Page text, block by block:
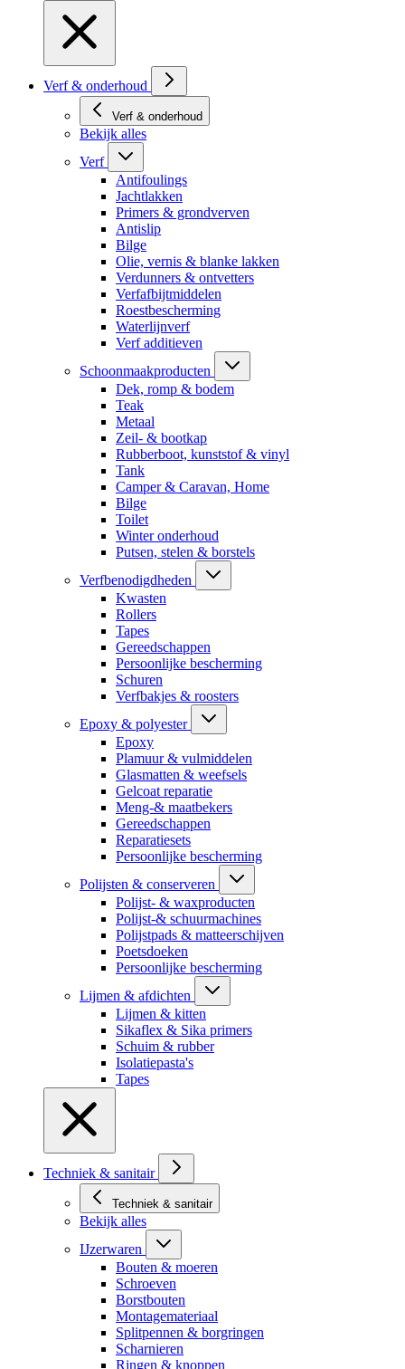
Verf & onderhoud
Verf & onderhoud
Bekijk alles
Verf
Antifoulings
Jachtlakken
Primers & grondverven
Antislip
Bilge
Olie, vernis & blanke lakken
Verdunners & ontvetters
Verfafbijtmiddelen
Roestbescherming
Waterlijnverf
Verf additieven
Schoonmaakproducten
Dek, romp & bodem
Teak
Metaal
Zeil- & bootkap
Rubberboot, kunststof & vinyl
Tank
Camper & Caravan, Home
Bilge
Toilet
Winter onderhoud
Putsen, stelen & borstels
Verfbenodigdheden
Kwasten
Rollers
Tapes
Gereedschappen
Persoonlijke bescherming
Schuren
Verfbakjes & roosters
Epoxy & polyester
Epoxy
Plamuur & vulmiddelen
Glasmatten & weefsels
Gelcoat reparatie
Meng-& maatbekers
Gereedschappen
Reparatiesets
Persoonlijke bescherming
Polijsten & conserveren
Polijst- & waxproducten
Polijst-& schuurmachines
Polijstpads & matteerschijven
Poetsdoeken
Persoonlijke bescherming
Lijmen & afdichten
Lijmen & kitten
Sikaflex & Sika primers
Schuim & rubber
Isolatiepasta's
Tapes
Techniek & sanitair
Techniek & sanitair
Bekijk alles
IJzerwaren
Bouten & moeren
Schroeven
Borstbouten
Montagemateriaal
Splitpennen & borgringen
Scharnieren
Ringen & knoppen